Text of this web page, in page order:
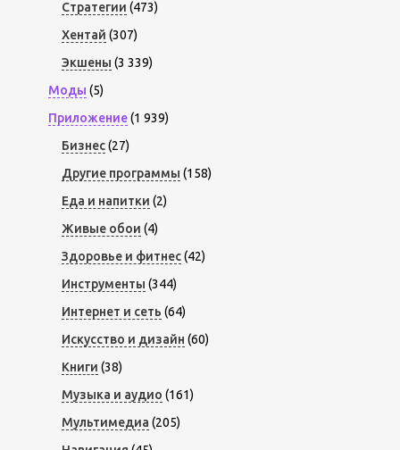
Стратегии (473)
Хентай (307)
Экшены (3 339)
Моды (5)
Приложение(1 939)
Бизнес(27)
Другие программы (158)
Еда и напитки (2)
Живые обои (4)
Здоровье и фитнес(42)
Инструменты (344)
Интернет и сеть (64)
Искусство и дизайн (60)
Книги (38)
Музыка и аудио (161)
Мультимедиа (205)